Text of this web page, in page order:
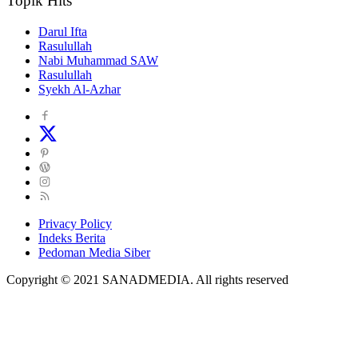
Darul Ifta
Rasulullah
Nabi Muhammad SAW
Rasulullah
Syekh Al-Azhar
Privacy Policy
Indeks Berita
Pedoman Media Siber
Copyright © 2021 SANADMEDIA. All rights reserved